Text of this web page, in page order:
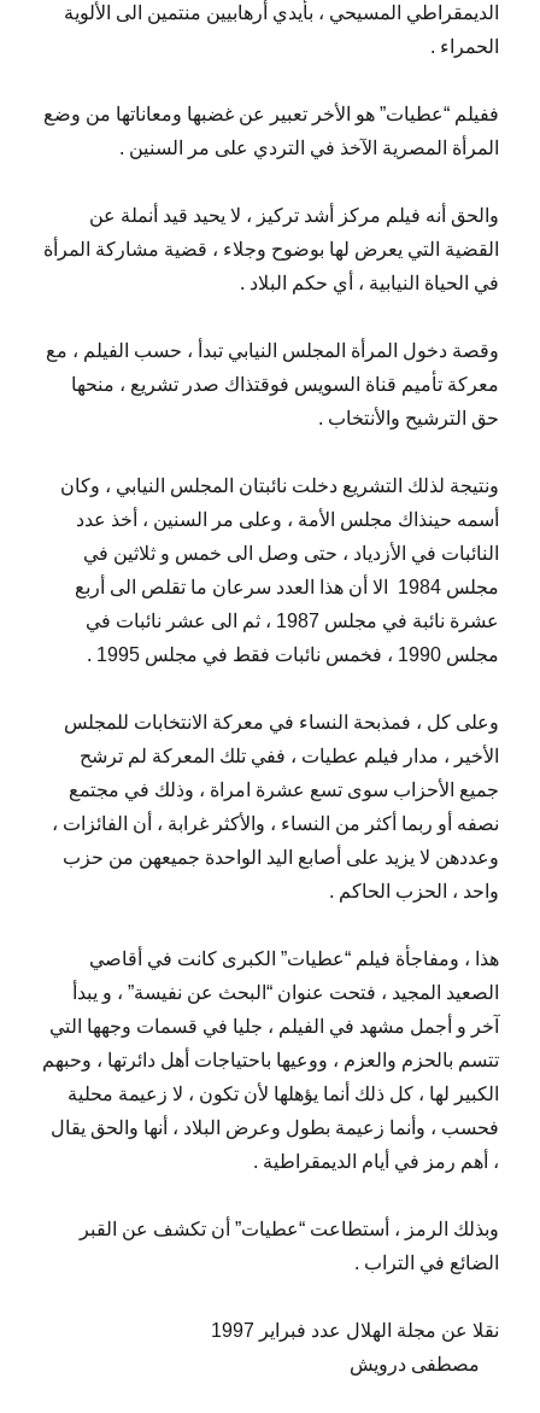
الديمقراطي المسيحي ، بأيدي أرهابيين منتمين الى الألوية
الحمراء .
ففيلم “عطيات” هو الأخر تعبير عن غضبها ومعاناتها من وضع
المرأة المصرية الآخذ في التردي على مر السنين .
والحق أنه فيلم مركز أشد تركيز ، لا يحيد قيد أنملة عن
القضية التي يعرض لها بوضوح وجلاء ، قضية مشاركة المرأة
في الحياة النيابية ، أي حكم البلاد .
وقصة دخول المرأة المجلس النيابي تبدأ ، حسب الفيلم ، مع
معركة تأميم قناة السويس فوقتذاك صدر تشريع ، منحها
حق الترشيح والأنتخاب .
ونتيجة لذلك التشريع دخلت نائبتان المجلس النيابي ، وكان
أسمه حينذاك مجلس الأمة ، وعلى مر السنين ، أخذ عدد
النائبات في الأزدياد ، حتى وصل الى خمس و ثلاثين في
مجلس 1984
الا أن هذا العدد سرعان ما تقلص الى أربع
عشرة نائبة في مجلس 1987 ، ثم الى عشر نائبات في
مجلس 1990 ، فخمس نائبات فقط في مجلس 1995 .
وعلى كل ، فمذبحة النساء في معركة الانتخابات للمجلس
الأخير ، مدار فيلم عطيات ، ففي تلك المعركة لم ترشح
جميع الأحزاب سوى تسع عشرة امراة ، وذلك في مجتمع
نصفه أو ربما أكثر من النساء ، والأكثر غرابة ، أن الفائزات ،
وعددهن لا يزيد على أصابع اليد الواحدة جميعهن من حزب
واحد ، الحزب الحاكم .
هذا ، ومفاجأة فيلم “عطيات” الكبرى كانت في أقاصي
الصعيد المجيد ، فتحت عنوان “البحث عن نفيسة” ، و يبدأ
آخر و أجمل مشهد في الفيلم ، جليا في قسمات وجهها التي
تتسم بالحزم والعزم ، ووعيها باحتياجات أهل دائرتها ، وحبهم
الكبير لها ، كل ذلك أنما يؤهلها لأن تكون ، لا زعيمة محلية
فحسب ، وأنما زعيمة بطول وعرض البلاد ، أنها والحق يقال
، أهم رمز في أيام الديمقراطية .
وبذلك الرمز ، أستطاعت “عطيات” أن تكشف عن القبر
الضائع في التراب .
نقلا عن مجلة الهلال عدد فبراير 1997
مصطفى درويش